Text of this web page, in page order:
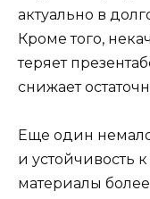
актуально в
Кроме того,
теряет
снижает
Еще один
и устойчивость
материалы